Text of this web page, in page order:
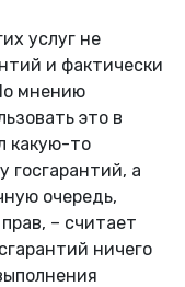
услуг не
и фактически
мнению
это в
какую-то
госгарантий, а
очередь,
– считает
ничего